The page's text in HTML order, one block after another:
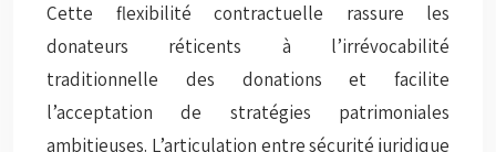
Cette flexibilité contractuelle rassure les
donateurs réticents à l’irrévocabilité
traditionnelle des donations et facilite
l’acceptation de stratégies patrimoniales
ambitieuses. L’articulation entre sécurité juridique